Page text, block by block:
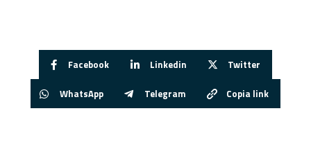
Facebook Linkedin Twitter
WhatsApp Telegram Copia link